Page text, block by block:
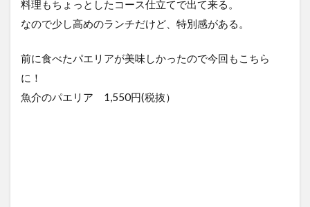
料理もちょっとしたコース仕立てで出て来る。
なので少し高めのランチだけど、特別感がある。
前に食べたパエリアが美味しかったので今回もこちら
に！
魚介のパエリア 1,550円(税抜）